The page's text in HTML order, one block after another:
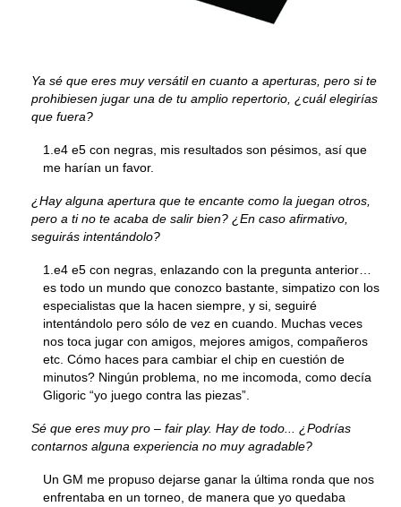
Ya sé que eres muy versátil en cuanto a aperturas, pero si te
prohibiesen jugar una de tu amplio repertorio, ¿cuál elegirías
que fuera?
1.e4 e5 con negras, mis resultados son pésimos, así que
me harían un favor.
¿Hay alguna apertura que te encante como la juegan otros,
pero a ti no te acaba de salir bien? ¿En caso afirmativo,
seguirás intentándolo?
1.e4 e5 con negras, enlazando con la pregunta anterior…
es todo un mundo que conozco bastante, simpatizo con los
especialistas que la hacen siempre, y si, seguiré
intentándolo pero sólo de vez en cuando. Muchas veces
nos toca jugar con amigos, mejores amigos, compañeros
etc. Cómo haces para cambiar el chip en cuestión de
minutos? Ningún problema, no me incomoda, como decía
Gligoric “yo juego contra las piezas”.
Sé que eres muy pro – fair play. Hay de todo... ¿Podrías
contarnos alguna experiencia no muy agradable?
Un GM me propuso dejarse ganar la última ronda que nos
enfrentaba en un torneo, de manera que yo quedaba